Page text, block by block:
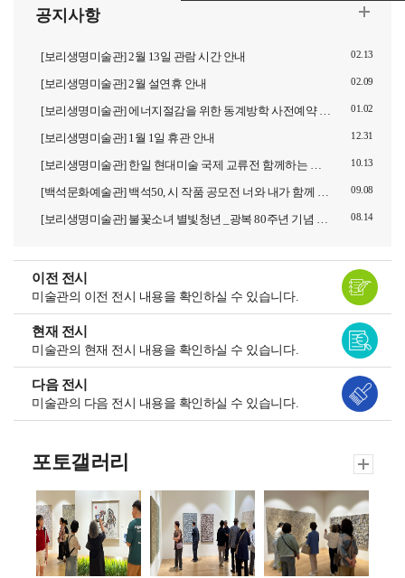
[보리생명미술관] 2월 13일 관람 시간 안내 02.13
[보리생명미술관] 2월 설연휴 안내 02.09
[보리생명미술관] 에너지절감을 위한 동계방학 사전예약 관람 접수 안내 01.02
[보리생명미술관] 1월 1일 휴관 안내 12.31
[보리생명미술관] 한일 현대미술 국제 교류전 함께하는 시선, 예술로 잇다 10.13
[백석문화예술관] 백석50, 시 작품 공모전 너와 내가 함께 하는 백석 공동체 09.08
[보리생명미술관] 불꽃소녀 별빛청년 _광복 80주년 기념 특별전시회 08.14
이전 전시
미술관의 이전 전시 내용을 확인하실 수 있습니다.
현재 전시
미술관의 현재 전시 내용을 확인하실 수 있습니다.
다음 전시
미술관의 다음 전시 내용을 확인하실 수 있습니다.
포토갤러리